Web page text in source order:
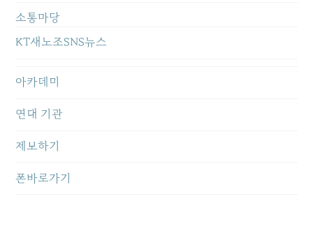
소통마당
KT새노조SNS뉴스
아카데미
연대 기관
제보하기
폰바로가기